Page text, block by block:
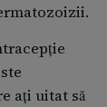
aţi uitat să